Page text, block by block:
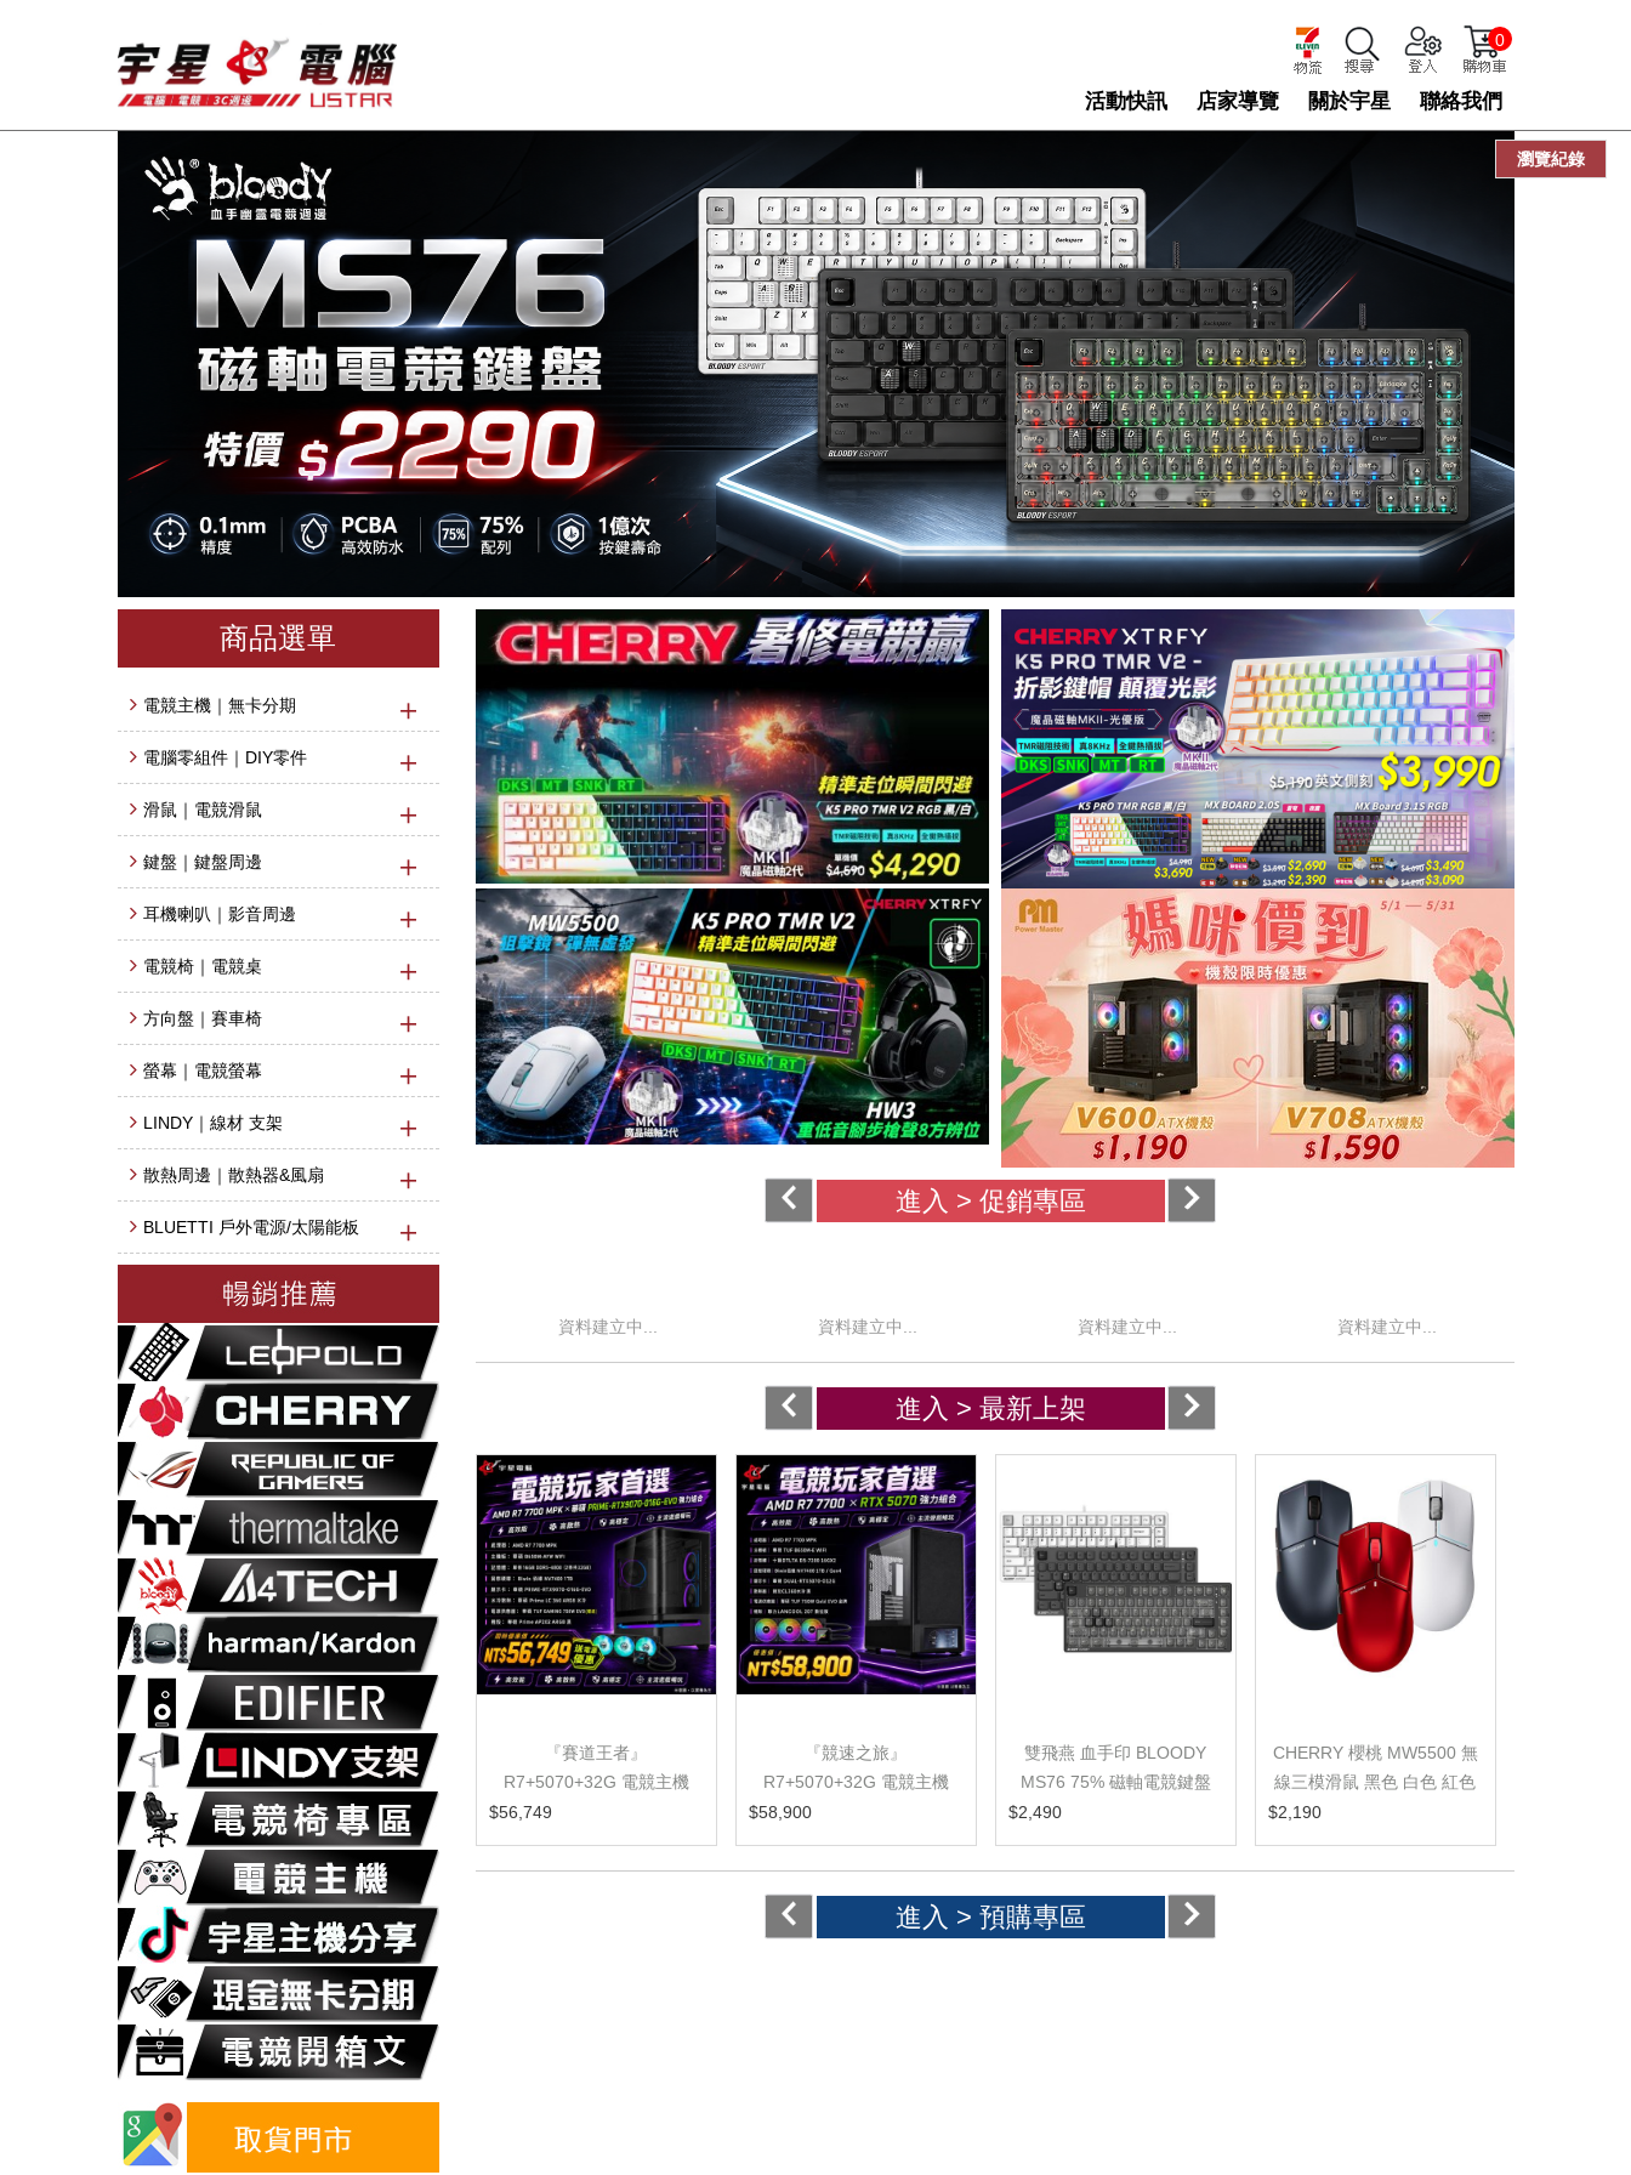
活動快訊 店家導覽 關於宇星 聯絡我們
0
商品選單
電競主機｜無卡分期
電腦零組件｜DIY零件
滑鼠｜電競滑鼠
鍵盤｜鍵盤周邊
耳機喇叭｜影音周邊
電競椅｜電競桌
方向盤｜賽車椅
螢幕｜電競螢幕
LINDY｜線材 支架
散熱周邊｜散熱器&風扇
BLUETTI 戶外電源/太陽能板
進入 >促銷專區
資料建立中... 資料建立中... 資料建立中... 資料建立中... 資料建立中... 資料建立中...
進入 >最新上架
GS32Q 電競螢
幕 (DP/HDMI/SS
2K/1MS/165HZ(OC
HDR400/FREESYNC
黑平衡技術/萊因
認證/低藍光/不閃
GIGABYTE技嘉
GS27U【27吋】螢幕/SS
IPS/4K/160HZ/低藍光
$9,490
『賽道王者』
R7+5070+32G 電競主機
$56,749
『競速之旅』
R7+5070+32G 電競主機
$58,900
雙飛燕 血手印 BLOODY
MS76 75% 磁軸電競鍵盤
RAPID TRIGGER
$2,490
CHERRY 櫻桃 MW5500 無
線三模滑鼠 黑色 白色 紅色
$2,190
進入 >預購專區
瀏覽紀錄